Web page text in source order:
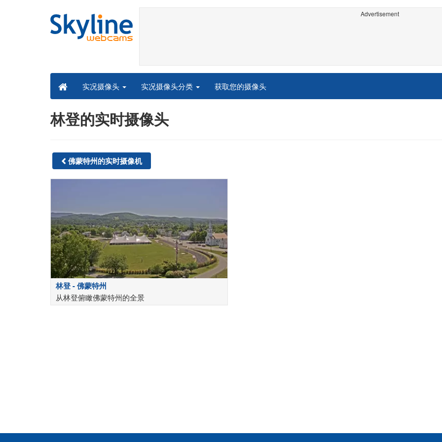
Advertisement
实况摄像头 实况摄像头分类 获取您的摄像头
林登的实时摄像头
佛蒙特州的实时摄像机
林登 - 佛蒙特州
从林登俯瞰佛蒙特州的全景